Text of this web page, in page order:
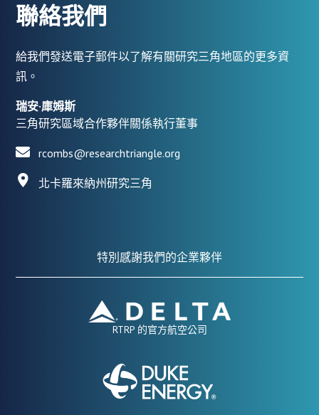
聯絡我們
給我們發送電子郵件以了解有關研究三角地區的更多資
訊。
瑞安·庫姆斯
三角研究區域合作夥伴關係執行董事
rcombs@researchtriangle.org
北卡羅來納州研究三角
特別感謝我們的企業夥伴
RTRP 的官方航空公司